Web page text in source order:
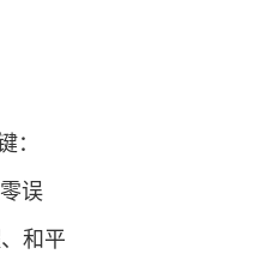
：
误
和平